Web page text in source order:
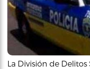
La División de